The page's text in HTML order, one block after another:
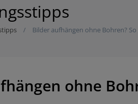
Bilder aufhängen ohne Bohren? So
ohne